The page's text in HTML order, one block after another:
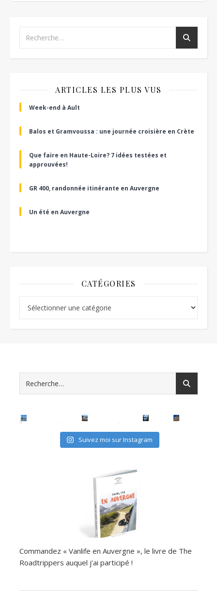
ARTICLES LES PLUS VUS
Week-end à Ault
Balos et Gramvoussa : une journée croisière en Crète
Que faire en Haute-Loire? 7 idées testées et
approuvées!
GR 400, randonnée itinérante en Auvergne
Un été en Auvergne
CATÉGORIES
Suivez moi sur Instagram
Commandez « Vanlife en Auvergne », le livre de The
Roadtrippers auquel j’ai participé !